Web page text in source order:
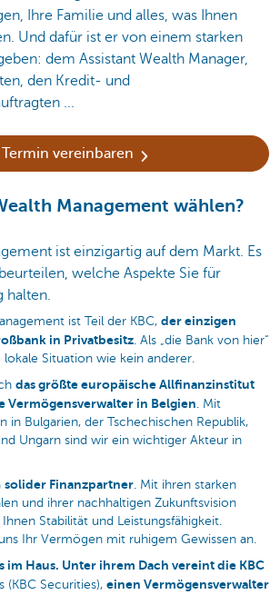
Ihre Familie und alles, was Ihnen
Und dafür ist er von einem starken
dem Assistant Wealth Manager,
den Kredit- und
...
Termin vereinbaren
Management wählen?
ist einzigartig auf dem Markt. Es
welche Aspekte Sie für
halten.
ist Teil der KBC, der einzigen
in Privatbesitz. Als „die Bank von hier“
lokale Situation wie kein anderer.
das größte europäische Allfinanzinstitut
Vermögensverwalter in Belgien. Mit
in Bulgarien, der Tschechischen Republik,
Ungarn sind wir ein wichtiger Akteur in
solider Finanzpartner. Mit ihren starken
und ihrer nachhaltigen Zukunftsvision
Stabilität und Leistungsfähigkeit.
Ihr Vermögen mit ruhigem Gewissen an.
im Haus. Unter ihrem Dach vereint die KBC
(KBC Securities), einen Vermögensverwalter